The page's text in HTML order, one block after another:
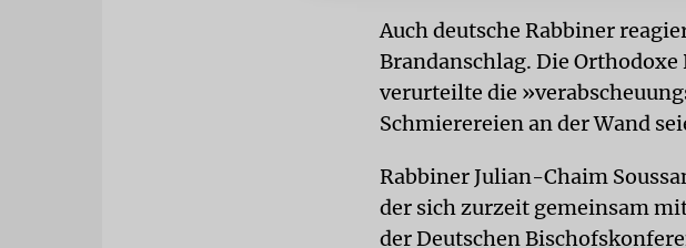
Auch deutsche Rabbiner
Brandanschlag. Die
verurteilte die
Schmierereien an der Wand
Rabbiner Julian-Chaim
der sich zurzeit gemeinsam
der Deutschen